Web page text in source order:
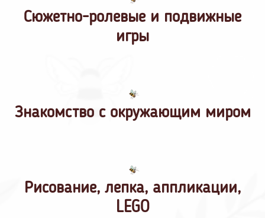
Сюжетно-ролевые и подвижные
игры
Знакомство с окружающим миром
Рисование, лепка, аппликации,
LEGO